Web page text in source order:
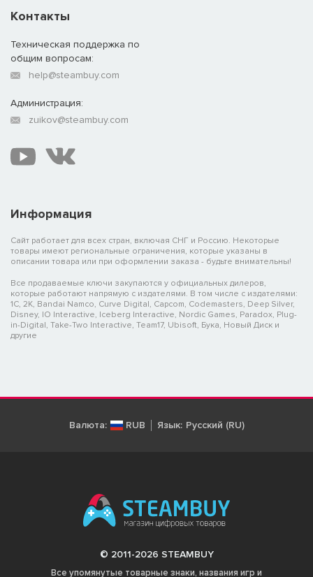
Информация
Сайт работает для всех стран, включая СНГ и Россию. Некоторые
товары имеют региональные ограничения, которые указаны в
описании товара или при оформлении заказа - будьте внимательны!
Все продаваемые ключи закупаются у официальных дилеров,
которые работают напрямую с издателями. В том числе с издателями:
1C, 2K, Bandai Namco, Curve Digital, Capcom, Codemasters, Deep Silver,
Disney, IO Interactive, Iceberg Interactive, Nordic Games, Paradox, Plug-
in-Digital, Take-Two Interactive, Team17, Ubisoft, Бука, Новый Диск и
другие
Контакты
Техническая поддержка по
общим вопросам:
help@steambuy.com
Администрация:
zuikov@steambuy.com
Валюта: RUB Язык: Русский (RU)
© 2011-2026 STEAMBUY
Все упомянутые товарные знаки, названия игр и